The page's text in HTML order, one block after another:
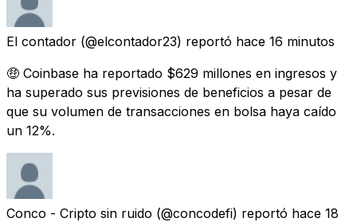
El contador (@elcontador23) reportó hace 16 minutos
🤑 Coinbase ha reportado $629 millones en ingresos y
ha superado sus previsiones de beneficios a pesar de
que su volumen de transacciones en bolsa haya caído
un 12%.
Conco - Cripto sin ruido (@concodefi) reportó hace 18